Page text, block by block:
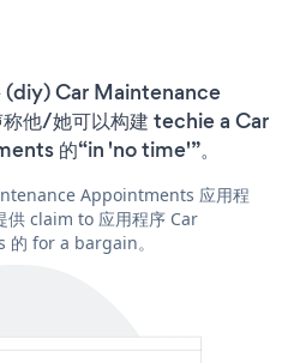
(diy) Car Maintenance
他/她可以构建 techie a Car
的“in 'no time'”。
Appointments 应用程
claim to 应用程序 Car
for a bargain。